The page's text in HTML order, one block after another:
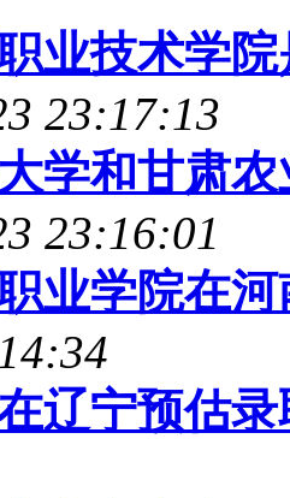
业技术学院
23:17:13
学和甘肃
23:16:01
业学院在
辽宁预估